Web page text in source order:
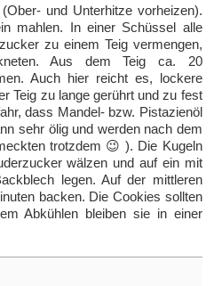
und Unterhitze vorheizen).
mahlen. In einer Schüssel alle
zu einem Teig vermengen,
Aus dem Teig ca. 20
Auch hier reicht es, lockere
Teig zu lange gerührt und zu fest
dass Mandel- bzw. Pistazienöl
sehr ölig und werden nach dem
trotzdem 😉 ). Die Kugeln
wälzen und auf ein mit
legen. Auf der mittleren
backen. Die Cookies sollten
Abkühlen bleiben sie in einer